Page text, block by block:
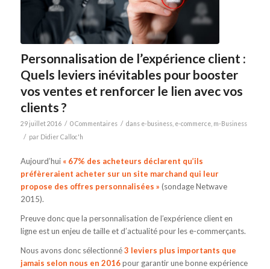
Personnalisation de l’expérience client :
Quels leviers inévitables pour booster
vos ventes et renforcer le lien avec vos
clients ?
29 juillet 2016 / 0 Commentaires / dans e-business, e-commerce, m-Business
/ par Didier Calloc'h
Aujourd’hui « 67% des acheteurs déclarent qu’ils
préfèreraient acheter sur un site marchand qui leur
propose des offres personnalisées » (sondage Netwave
2015).
Preuve donc que la personnalisation de l’expérience client en
ligne est un enjeu de taille et d’actualité pour les e-commerçants.
Nous avons donc sélectionné3 leviers plus importants que
jamais selon nous en 2016pour garantir une bonne expérience